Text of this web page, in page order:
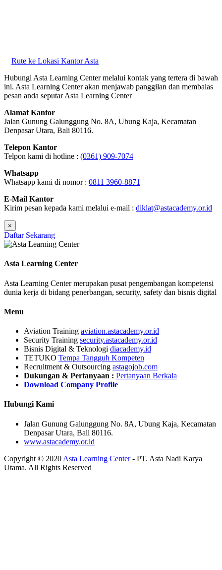
Rute ke Lokasi Kantor Asta
Hubungi Asta Learning Center melalui kontak yang tertera di bawah
ini. Asta Learning Center akan menjawab panggilan dan membalas
pesan anda seputar Asta Learning Center
Alamat Kantor
Jalan Gunung Galunggung No. 8A, Ubung Kaja, Kecamatan
Denpasar Utara, Bali 80116.
Telepon Kantor
Telpon kami di hotline : (0361) 909-7074
Whatsapp
Whatsapp kami di nomor : 0811 3960-8871
E-Mail Kantor
Kirim pesan kepada kami melalui e-mail : diklat@astacademy.or.id
×
Daftar Sekarang
Asta Learning Center
Asta Learning Center merupakan pusat pengembangan kompetensi
dunia kerja di bidang penerbangan, security, safety dan bisnis digital
Menu
Aviation Training aviation.astacademy.or.id
Security Training security.astacademy.or.id
Bisnis Digital & Teknologi diacademy.id
TETUKO Tempa Tangguh Kompeten
Recruitment & Outsourcing astagojob.com
Dukungan & Pertanyaan : Pertanyaan Berkala
Download Company Profile
Hubungi Kami
Jalan Gunung Galunggung No. 8A, Ubung Kaja, Kecamatan
Denpasar Utara, Bali 80116.
www.astacademy.or.id
Copyright © 2020 Asta Learning Center- PT. Asta Nadi Karya
Utama. All Rights Reserved